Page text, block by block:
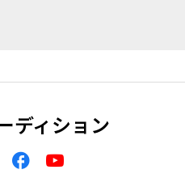
ディション